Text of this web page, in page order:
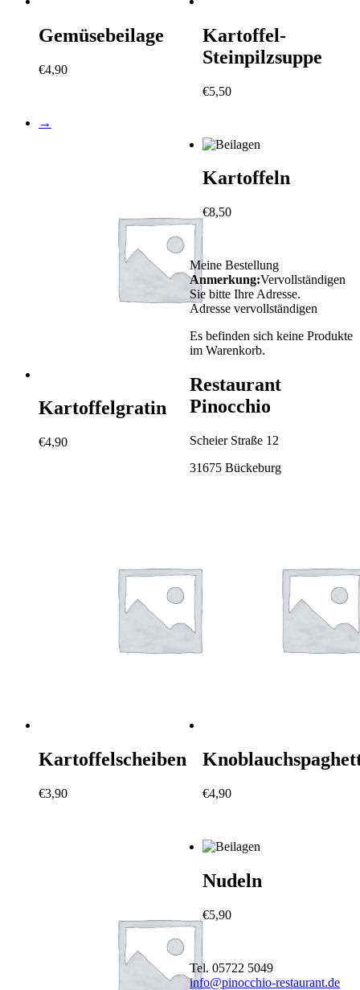
Gemüsebeilage
€4,90
Kartoffel-
Steinpilzsuppe
€5,50
Kartoffelgratin
€4,90
Kartoffeln
€8,50
Kartoffelscheiben
€3,90 €4,90
Nudeln
€5,90
→
Meine Bestellung
Anmerkung:Vervollständigen
Sie bitte Ihre Adresse.
Adresse vervollständigen
Es befinden sich keine Produkte
im Warenkorb.
Restaurant
Pinocchio
Scheier Straße 12
31675 Bückeburg
Tel. 05722 5049
info@pinocchio-restaurant.de